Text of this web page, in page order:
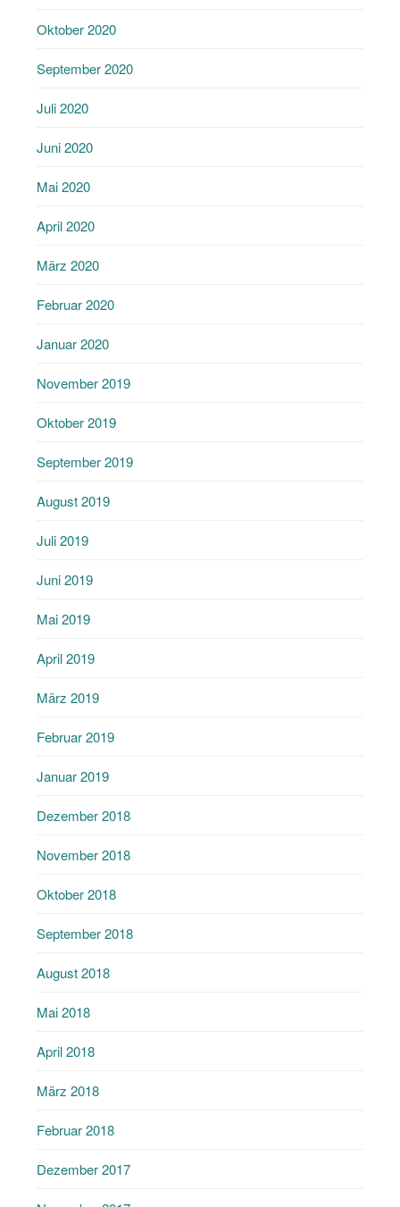
Oktober 2020
September 2020
Juli 2020
Juni 2020
Mai 2020
April 2020
März 2020
Februar 2020
Januar 2020
November 2019
Oktober 2019
September 2019
August 2019
Juli 2019
Juni 2019
Mai 2019
April 2019
März 2019
Februar 2019
Januar 2019
Dezember 2018
November 2018
Oktober 2018
September 2018
August 2018
Mai 2018
April 2018
März 2018
Februar 2018
Dezember 2017